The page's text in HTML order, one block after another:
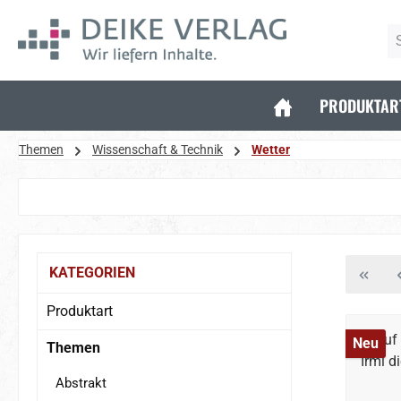
Hauptinhalt springen
Zur Suche springen
Zur Hauptnavigation springen
Themen Wissenschaft & Technik Wetter
KATEGORIEN
Produktart
Themen
Abstrakt
Neu